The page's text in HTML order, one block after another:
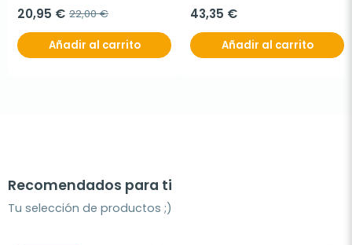
20,95 € 22,00 €
Añadir al carrito
43,35 €
Añadir al carrito
Recomendados para ti
Tu selección de productos ;)